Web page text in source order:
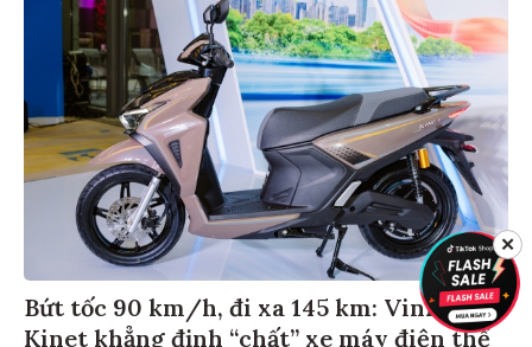
Bứt tốc 90 km/h, đi xa 145 km: VinFast
Kinet khẳng định “chất” xe máy điện thể
✕